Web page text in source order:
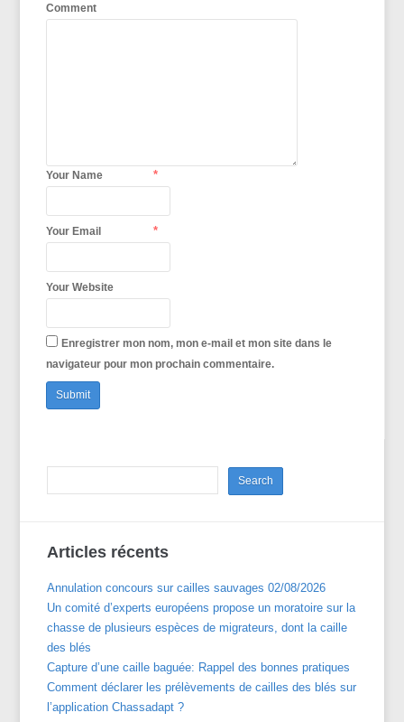
Comment
Your Name *
Your Email *
Your Website
Enregistrer mon nom, mon e-mail et mon site dans le
navigateur pour mon prochain commentaire.
Articles récents
Annulation concours sur cailles sauvages 02/08/2026
Un comité d’experts européens propose un moratoire sur la
chasse de plusieurs espèces de migrateurs, dont la caille
des blés
Capture d’une caille baguée: Rappel des bonnes pratiques
Comment déclarer les prélèvements de cailles des blés sur
l’application Chassadapt ?